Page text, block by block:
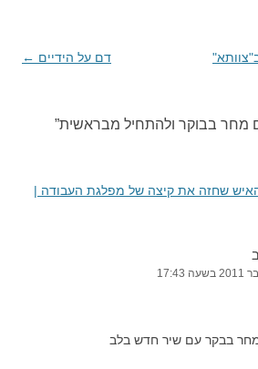
דם על הידיים ←
מחר בבוקר ולהתחיל מבראשית”
האיש שחזה את קיצה של מפלגת העבודה |
בבקר עם שיר חדש בלב